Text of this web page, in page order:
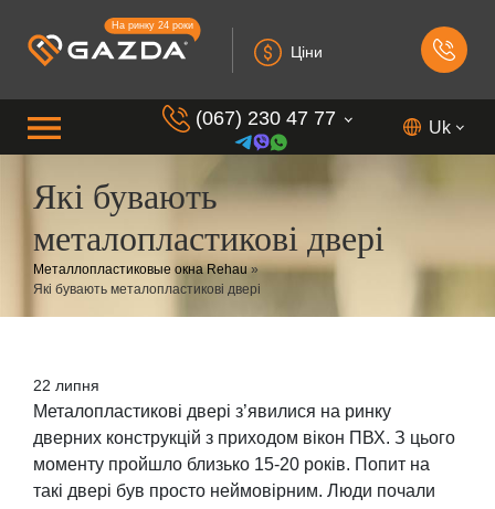
На ринку 24 роки
Ціни
(067) 230 47 77
(099) 230 73 37
(050) 230 7 337
(073) 230 7 337
Uk
Які бувають
металопластикові двері
Металлопластиковые окна Rehau»
Які бувають металопластикові двері
22 липня
Металопластикові двері з’явилися на ринку
дверних конструкцій з приходом вікон ПВХ. З цього
моменту пройшло близько 15-20 років. Попит на
такі двері був просто неймовірним. Люди почали